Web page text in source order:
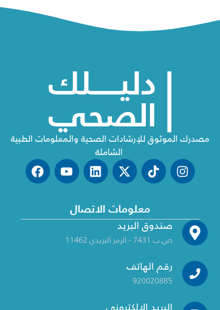
معلومات الاتصال
صندوق البريد
ص.ب 7431 - الرمز البريدي 11462
رقم الهاتف
920020885
مصدرك الموثوق للإرشادات الصحية والمعلومات الطبية